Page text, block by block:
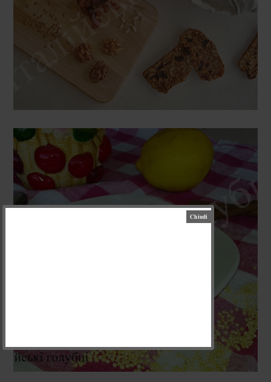
СУХОФРУКТАМИ
КЛЯФУТА З ВИШНЯМИ ВІД ЗОСІ